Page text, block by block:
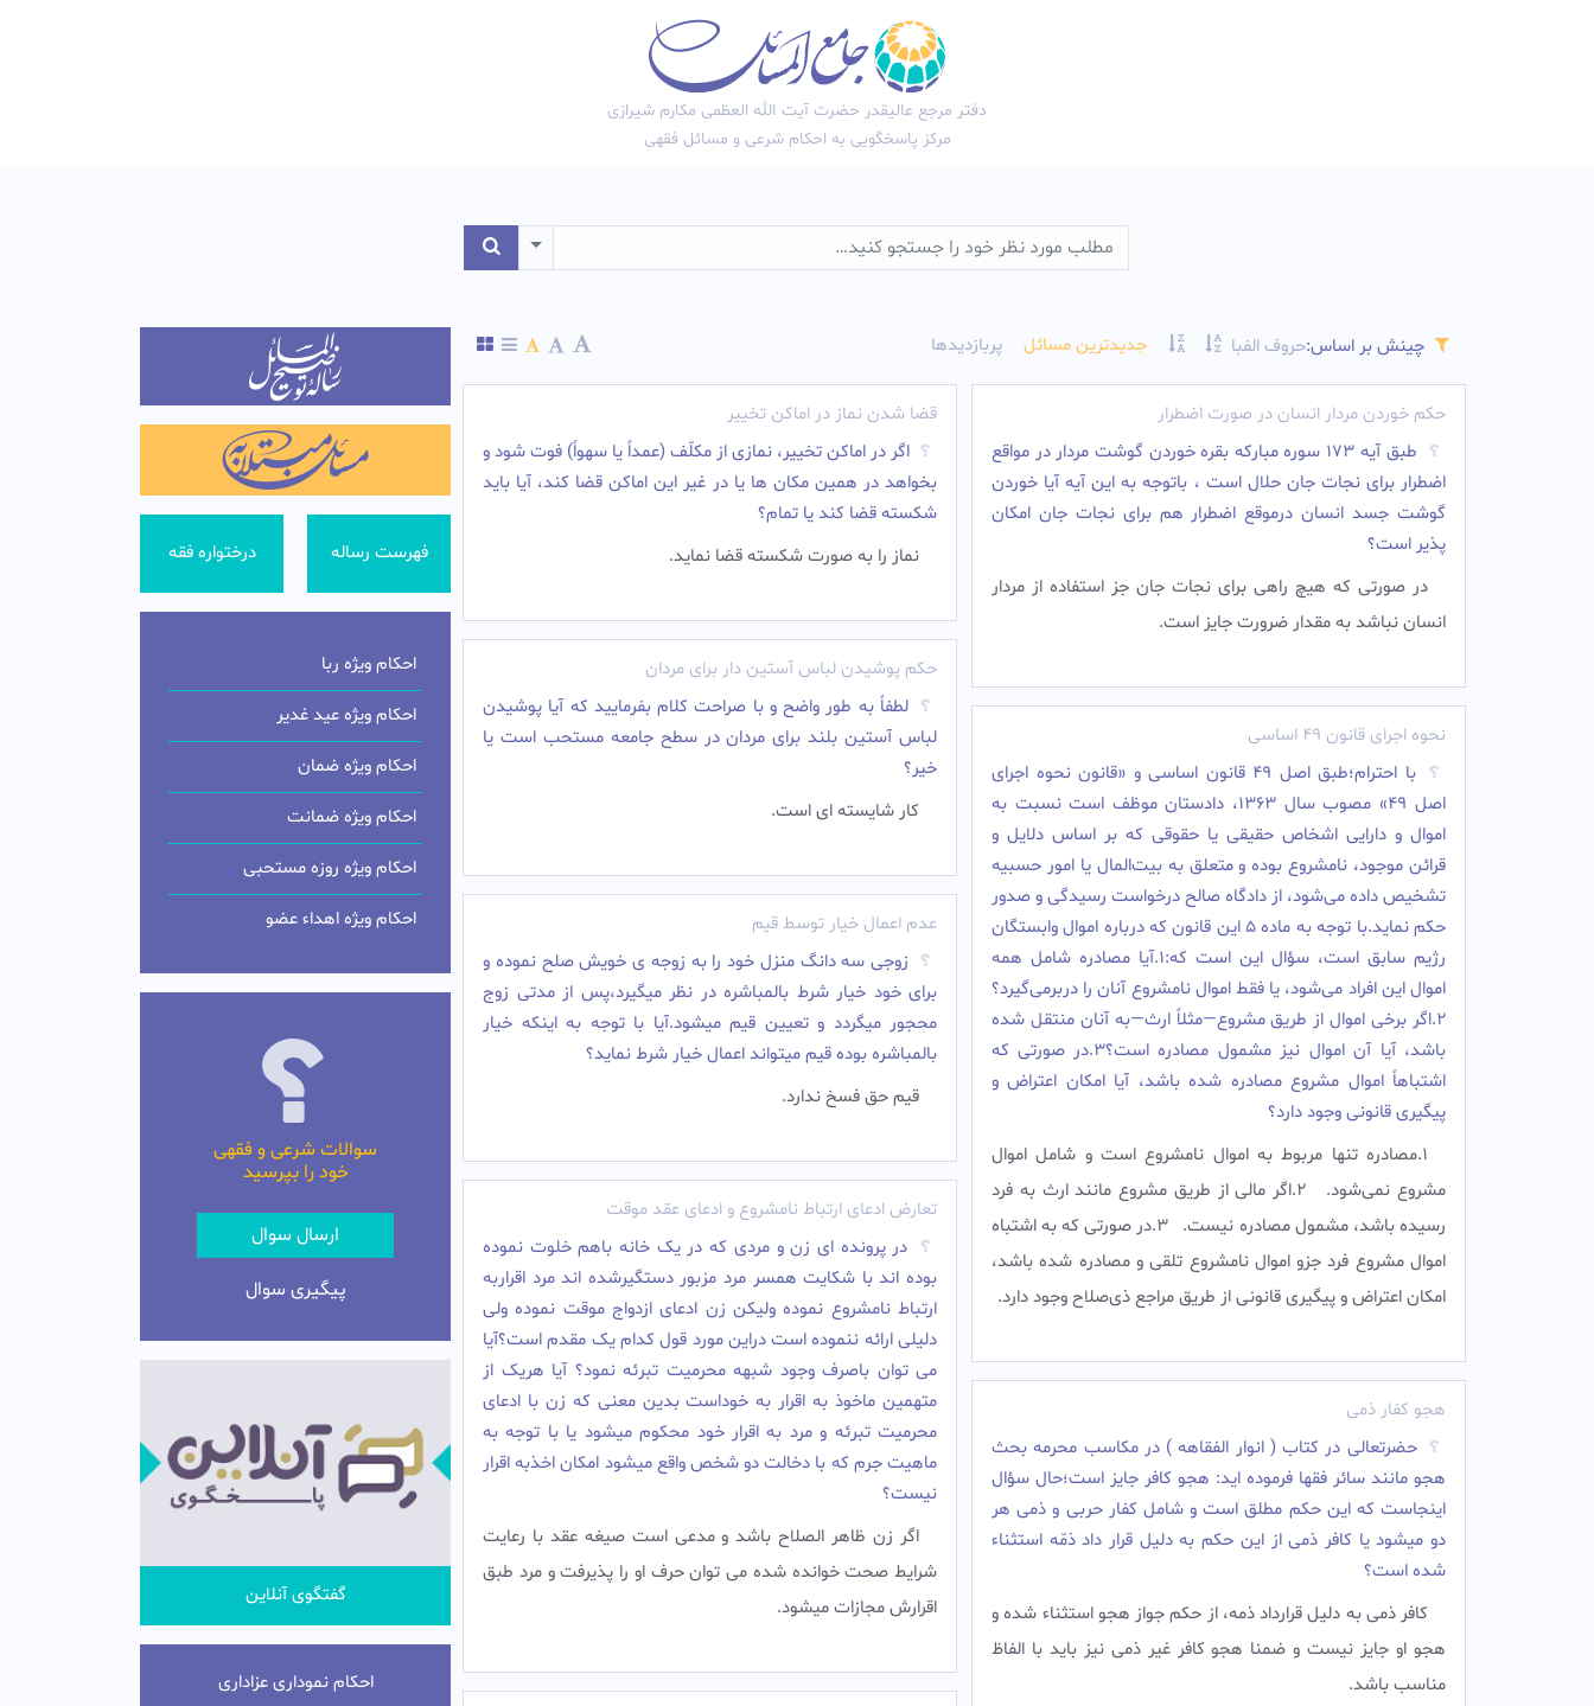
دفتر مرجع عالیقدر حضرت آیت الله العظمی مکارم شیرازی
مرکز پاسخگویی به احکام شرعی و مسائل فقهی
Toggle Dropdown
چینش بر اساس:حروف الفبا جدیدترین مسائل پربازدیدها
حکم خوردن مردار انسان در صورت اضطرار
طبق آیه ۱۷۳ سوره مبارکه بقره خوردن گوشت مردار در مواقع
اضطرار برای نجات جان حلال است ، باتوجه به این آیه آیا خوردن
گوشت جسد انسان درموقع اضطرار هم برای نجات جان امکان
پذیر است؟
در صورتی که هیچ راهی برای نجات جان جز استفاده از مردار
انسان نباشد به مقدار ضرورت جایز است.‌
نحوه اجرای قانون ۴۹ اساسی
با احترام؛طبق اصل ۴۹ قانون اساسی و «قانون نحوه اجرای
اصل ۴۹» مصوب سال ۱۳۶۳، دادستان موظف است نسبت به
اموال و دارایی اشخاص حقیقی یا حقوقی که بر اساس دلایل و
قرائن موجود، نامشروع بوده و متعلق به بیت‌المال یا امور حسبیه
تشخیص داده می‌شود، از دادگاه صالح درخواست رسیدگی و صدور
حکم نماید.با توجه به ماده ۵ این قانون که درباره اموال وابستگان
رژیم سابق است، سؤال این است که:1.آیا مصادره شامل همه
اموال این افراد می‌شود، یا فقط اموال نامشروع آنان را دربرمی‌گیرد؟
2.اگر برخی اموال از طریق مشروع—مثلاً ارث—به آنان منتقل شده
باشد، آیا آن اموال نیز مشمول مصادره است؟3.در صورتی که
اشتباهاً اموال مشروع مصادره شده باشد، آیا امکان اعتراض و
پیگیری قانونی وجود دارد؟
1.مصادره تنها مربوط به اموال نامشروع است و شامل اموال
مشروع نمی‌شود.‌ ‌ 2.اگر مالی از طریق مشروع مانند ارث به فرد
رسیده باشد، مشمول مصادره نیست.‌ ‌ 3.در صورتی که به اشتباه
اموال مشروع فرد جزو اموال نامشروع تلقی و مصادره شده باشد،
امکان اعتراض و پیگیری قانونی از طریق مراجع ذی‌صلاح وجود دارد.‌
هجو کفار ذمی
حضرتعالی در کتاب ( انوار الفقاهه ) در مکاسب محرمه بحث
هجو مانند سائر فقها فرموده اید: هجو کافر جایز است؛حال سؤال
اینجاست که این حکم مطلق است و شامل کفار حربی و ذمی هر
دو میشود یا کافر ذمی از این حکم به دلیل قرار داد ذمّه استثناء
شده است؟
کافر ذمی به دلیل قرارداد ذمه، از حکم جواز هجو استثناء شده و
هجو او جایز نیست و ضمنا هجو کافر غیر ذمی نیز باید با الفاظ
مناسب باشد.‌
قضا شدن نماز در اماکن تخییر
اگر در اماکن تخییر، نمازی از مکلّف (عمداً یا سهواً) فوت شود و
بخواهد در همین مکان ها یا در غیر این اماکن قضا کند، آیا باید
شکسته قضا کند یا تمام؟
نماز را به صورت شکسته قضا نماید.
حکم پوشیدن لباس آستین دار برای مردان
لطفاً به طور واضح و با صراحت کلام بفرمایید که آیا پوشیدن
لباس آستین بلند برای مردان در سطح جامعه مستحب است یا
خیر؟
کار شایسته ای است.‌
عدم اعمال خیار توسط قیم
زوجی سه دانگ منزل خود را به زوجه ی خویش صلح نموده و
برای خود خیار شرط بالمباشره در نظر میگیرد،پس از مدتی زوج
محجور میگردد و تعیین قیم میشود.آیا با توجه به اینکه خیار
بالمباشره بوده قیم میتواند اعمال خیار شرط نماید؟
قیم حق فسخ ندارد.‌
تعارض ادعای ارتباط نامشروع و ادعای عقد موقت
در پرونده ای زن و مردی که در یک خانه باهم خلوت نموده
بوده اند با شکایت همسر مرد مزبور دستگیرشده اند مرد اقراربه
ارتباط نامشروع نموده ولیکن زن ادعای ازدواج موقت نموده ولی
دلیلی ارائه ننموده است دراین مورد قول کدام یک مقدم است؟آیا
می توان باصرف وجود شبهه محرمیت تبرئه نمود؟ آیا هریک از
متهمین ماخوذ به اقرار به خوداست بدین معنی که زن با ادعای
محرمیت تبرئه و مرد به اقرار خود محکوم میشود یا با توجه به
ماهیت جرم که با دخالت دو شخص واقع میشود امکان اخذبه اقرار
نیست؟
اگر زن ظاهر الصلاح باشد و مدعی است صیغه عقد با رعایت
شرایط صحت خوانده شده می توان حرف او را پذیرفت و مرد طبق
اقرارش مجازات میشود.‌
فهرست رساله درختواره فقه
احکام ویژه ربا
احکام ویژه عید غدیر
احکام ویژه ضمان
احکام ویژه ضمانت
احکام ویژه روزه مستحبی
احکام ویژه اهداء عضو
سوالات شرعی و فقهی
خود را بپرسید
ارسال سوال
پیگیری سوال
گفتگوی آنلاین
احکام نموداری عزاداری